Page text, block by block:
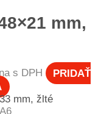
mm,
s DPH
PRIDAŤ